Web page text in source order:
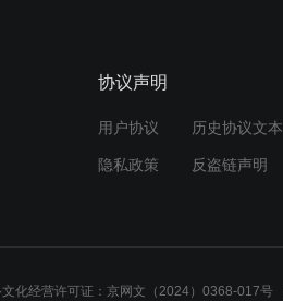
协议声明
用户协议 历史协议文本
隐私政策 反盗链声明
文化经营许可证：京网文（2024）0368-017号